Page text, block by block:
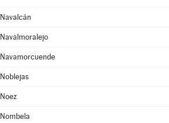
Navalcán
Navalmoralejo
Navamorcuende
Noblejas
Noez
Nombela